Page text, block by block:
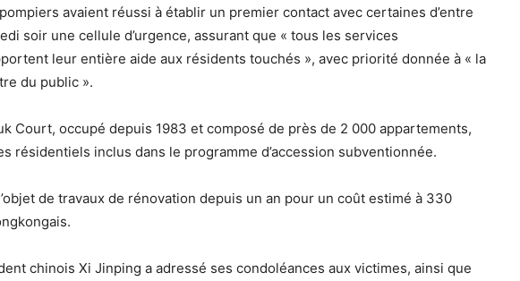
avaient réussi à établir un premier contact avec certaines d’entre
soir une cellule d’urgence, assurant que « tous les services
leur entière aide aux résidents touchés », avec priorité donnée à « la
du public ».
Court, occupé depuis 1983 et composé de près de 2 000 appartements,
résidentiels inclus dans le programme d’accession subventionnée.
de travaux de rénovation depuis un an pour un coût estimé à 330
chinois Xi Jinping a adressé ses condoléances aux victimes, ainsi que